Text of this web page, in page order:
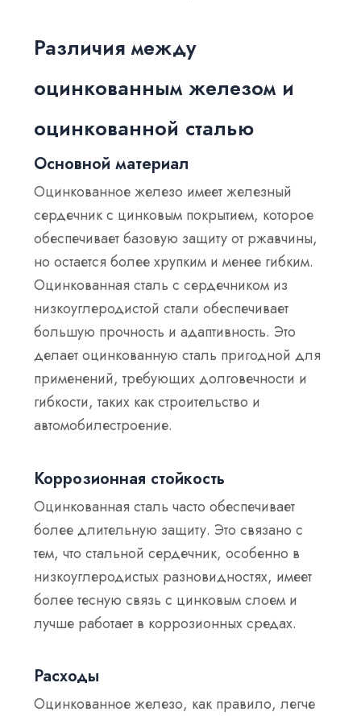
Различия между
оцинкованным железом и
оцинкованной сталью
Основной материал
Оцинкованное железо имеет железный
сердечник с цинковым покрытием, которое
обеспечивает базовую защиту от ржавчины,
но остается более хрупким и менее гибким.
Оцинкованная сталь с сердечником из
низкоуглеродистой стали обеспечивает
большую прочность и адаптивность. Это
делает оцинкованную сталь пригодной для
применений, требующих долговечности и
гибкости, таких как строительство и
автомобилестроение.
Коррозионная стойкость
Оцинкованная сталь часто обеспечивает
более длительную защиту. Это связано с
тем, что стальной сердечник, особенно в
низкоуглеродистых разновидностях, имеет
более тесную связь с цинковым слоем и
лучше работает в коррозионных средах.
Расходы
Оцинкованное железо, как правило, легче